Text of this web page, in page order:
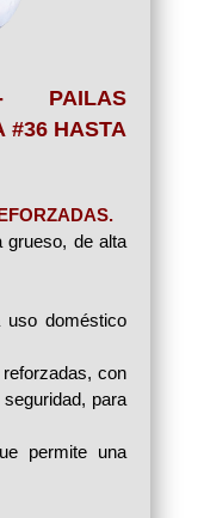
PAILAS
#36 HASTA
grueso, de alta
uso doméstico
con
para
permite una